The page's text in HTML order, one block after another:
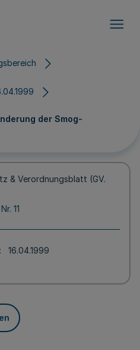
der Smog-
& Verordnungsblatt (GV.
11
16.04.1999